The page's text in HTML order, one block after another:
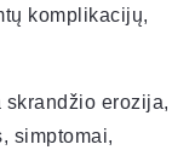
komplikacijų,
skrandžio erozija,
simptomai,